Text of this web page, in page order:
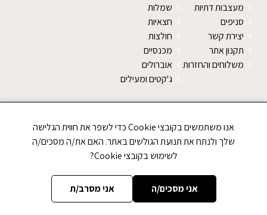
מעצבות דתיות
סניפים
יצירת קשר
תקנון אתר
משלוחים והחזרות
שמלות
חצאיות
חולצות
מכנסיים
אוברולים
ג'קטים ומעילים
SALE
טייצים
נעליים
אנו משתמשים בקובצי Cookie כדי לשפר את חווית הגלישה
שלך ולנתח את תנועת הגולשים באתר. האם את/ה מסכים/ה
לשימוש בקובצי Cookie?
אני מסכים/ה אני מסרב/ת